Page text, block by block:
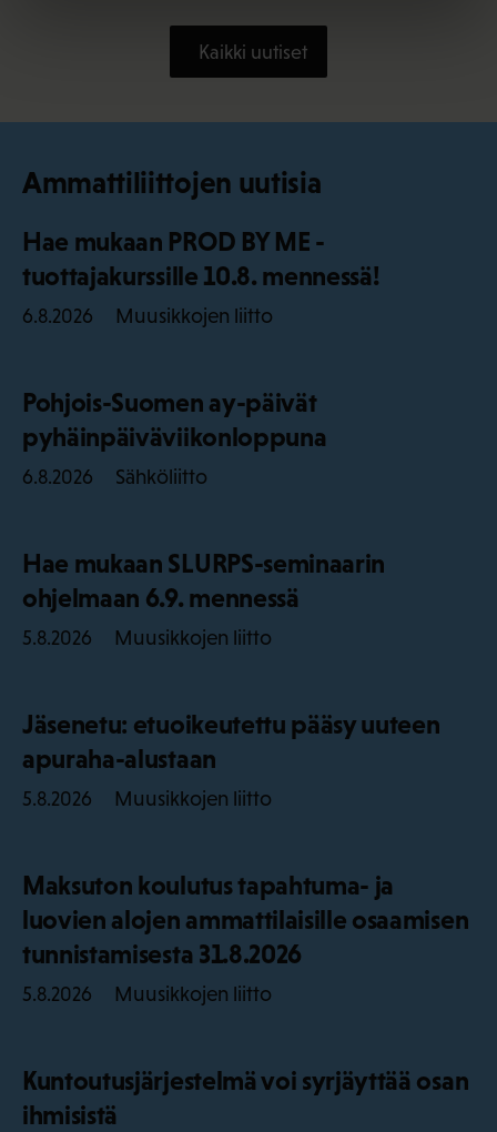
Kaikki uutiset
Ammattiliittojen uutisia
Hae mukaan PROD BY ME -
tuottajakurssille 10.8. mennessä!
6.8.2026 Muusikkojen liitto
Pohjois-Suomen ay-päivät
pyhäinpäiväviikonloppuna
6.8.2026 Sähköliitto
Hae mukaan SLURPS-seminaarin
ohjelmaan 6.9. mennessä
5.8.2026 Muusikkojen liitto
Jäsenetu: etuoikeutettu pääsy uuteen
apuraha-alustaan
5.8.2026 Muusikkojen liitto
Maksuton koulutus tapahtuma- ja
luovien alojen ammattilaisille osaamisen
tunnistamisesta 31.8.2026
5.8.2026 Muusikkojen liitto
Kuntoutusjärjestelmä voi syrjäyttää osan
ihmisistä